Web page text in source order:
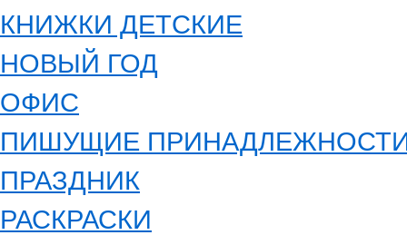
КНИЖКИ ДЕТСКИЕ
НОВЫЙ ГОД
ОФИС
ПИШУЩИЕ
ПРАЗДНИК
РАСКРАСКИ